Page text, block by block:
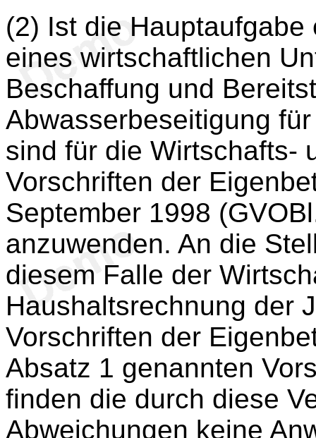
(2) Ist die
eines wirtschaftlichen
Beschaffung und
Abwasserbeseitigung
sind für die Wirtschafts-
Vorschriften der
September 1998
anzuwenden. An die
diesem Falle der
Haushaltsrechnung der
Vorschriften der
Absatz 1 genannten
finden die durch diese
Abweichungen keine